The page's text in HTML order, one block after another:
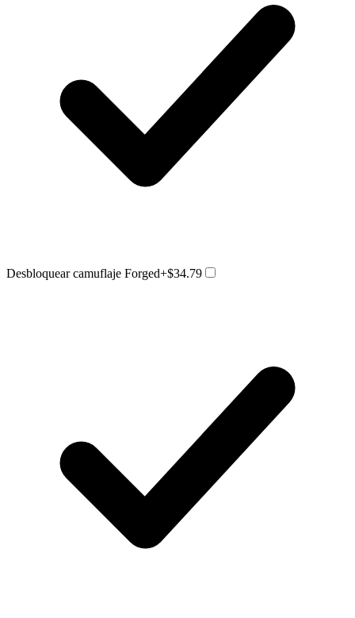
Desbloquear camuflaje Forged+$34.79